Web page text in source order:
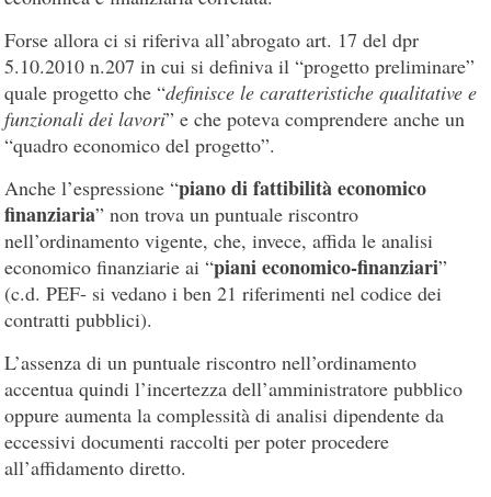
Forse allora ci si riferiva all’abrogato art. 17 del dpr
5.10.2010 n.207 in cui si definiva il “progetto preliminare”
quale progetto che “definisce le caratteristiche qualitative e
funzionali dei lavori” e che poteva comprendere anche un
“quadro economico del progetto”.
Anche l’espressione “piano di fattibilità economico
finanziaria” non trova un puntuale riscontro
nell’ordinamento vigente, che, invece, affida le analisi
economico finanziarie ai “piani economico-finanziari”
(c.d. PEF- si vedano i ben 21 riferimenti nel codice dei
contratti pubblici).
L’assenza di un puntuale riscontro nell’ordinamento
accentua quindi l’incertezza dell’amministratore pubblico
oppure aumenta la complessità di analisi dipendente da
eccessivi documenti raccolti per poter procedere
all’affidamento diretto.